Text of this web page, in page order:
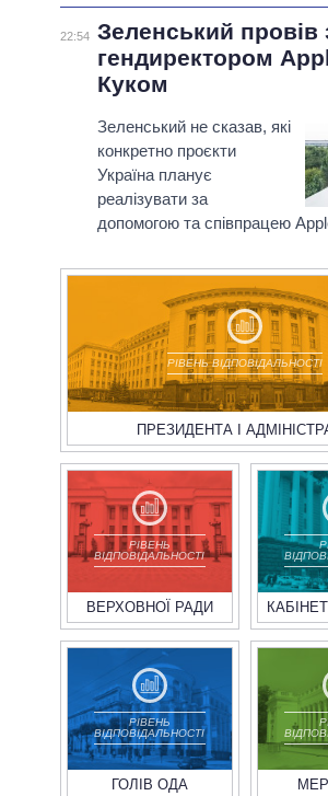
22:54 Зеленський провів
гендиректором
Куком
Зеленський не сказав, які
конкретно проєкти
Україна планує
реалізувати за
допомогою та співпрацею
РІВЕНЬ ВІДПОВІДАЛЬНОСТІ
ПРЕЗИДЕНТА І
РІВЕНЬ
ВІДПОВІДАЛЬНОСТІ
ВЕРХОВНОЇ РАДИ
РІВЕНЬ
ВІДПОВІДАЛЬНОСТІ
ГОЛІВ ОДА